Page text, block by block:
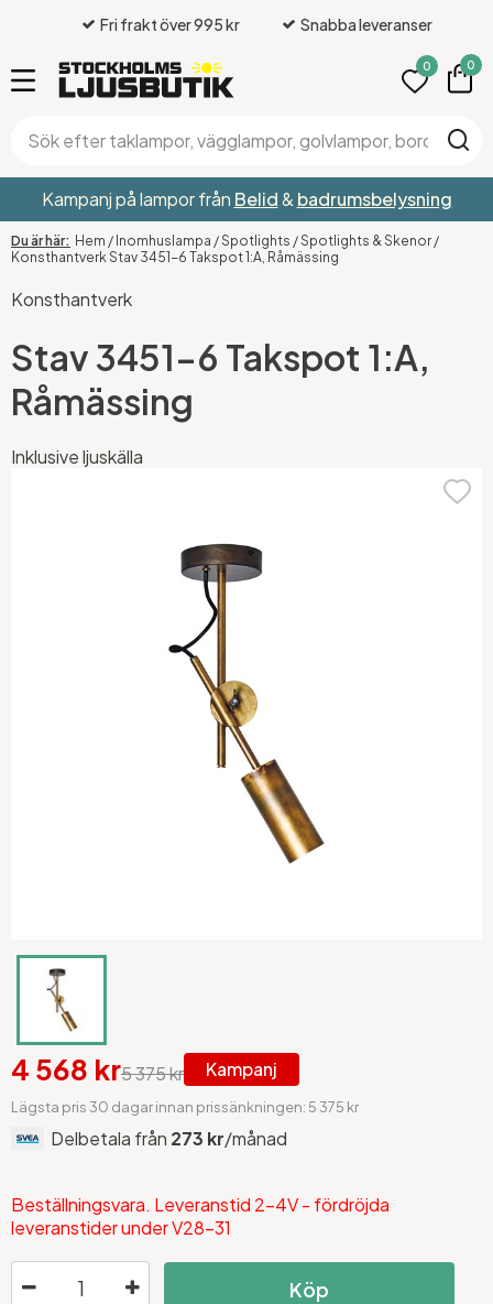
Fri frakt över 995 kr Snabba leveranser
0 0
Kampanj på lampor från Belid& badrumsbelysning
Hem / Inomhuslampa /Spotlights /Spotlights & Skenor /
Konsthantverk Stav 3451-6 Takspot 1:A, Råmässing
Konsthantverk
Stav 3451-6 Takspot 1:A,
Råmässing
Inklusive ljuskälla
4 568 kr5 375 kr Kampanj
Lägsta pris 30 dagar innan prissänkningen: 5 375 kr
Delbetala från 273 kr/månad
Beställningsvara. Leveranstid 2-4V - fördröjda
leveranstider under V28-31
Köp